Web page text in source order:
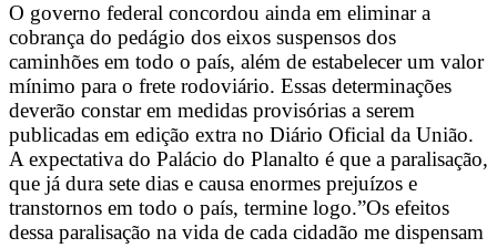
O governo federal concordou ainda em eliminar a
cobrança do pedágio dos eixos suspensos dos
caminhões em todo o país, além de estabelecer um valor
mínimo para o frete rodoviário. Essas determinações
deverão constar em medidas provisórias a serem
publicadas em edição extra no Diário Oficial da União.
A expectativa do Palácio do Planalto é que a paralisação,
que já dura sete dias e causa enormes prejuízos e
transtornos em todo o país, termine logo.”Os efeitos
dessa paralisação na vida de cada cidadão me dispensam